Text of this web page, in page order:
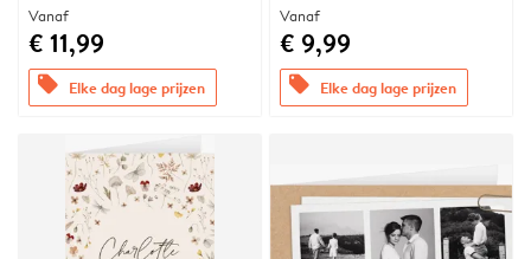
Vanaf
€ 11,99
offers Elke dag lage prijzen
Vanaf
€ 9,99
offers Elke dag lage prijzen